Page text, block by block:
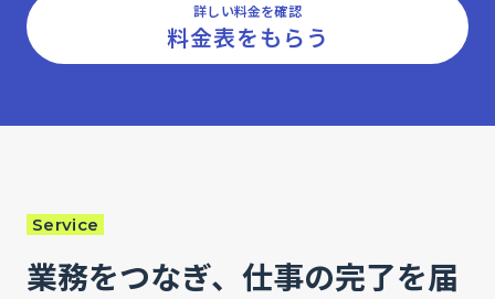
詳しい料金を確認
料金表をもらう
Service
業務をつなぎ、仕事の完了を届